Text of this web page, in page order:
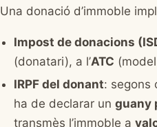
Una donació d’immoble
Impost de donacions
(donatari), a l’ATC
IRPF del donant: segons
ha de declarar un guany
transmès l’immoble a